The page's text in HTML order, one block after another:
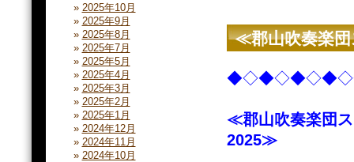
2025年10月
2025年9月
2025年8月
2025年7月
2025年5月
2025年4月
2025年3月
2025年2月
2025年1月
2024年12月
2024年11月
2024年10月
≪郡山吹奏楽
≪郡山吹奏楽団
2025≫